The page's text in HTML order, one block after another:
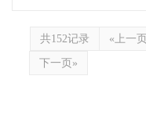
共152记录 «上一页
下一页»